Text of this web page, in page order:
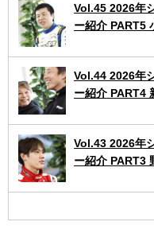
Vol.45 2026年
ー紹介 PART5
Vol.44 2026年
ー紹介 PART4
Vol.43 2026年
ー紹介 PART3